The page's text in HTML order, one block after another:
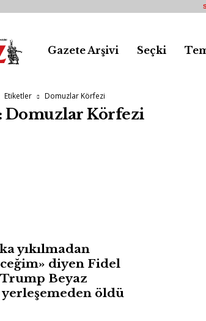
Gazete Arşivi Seçki
Etiketler Domuzlar Körfezi
Domuzlar Körfezi
yıkılmadan
diyen Fidel
Beyaz
yerleşemeden öldü